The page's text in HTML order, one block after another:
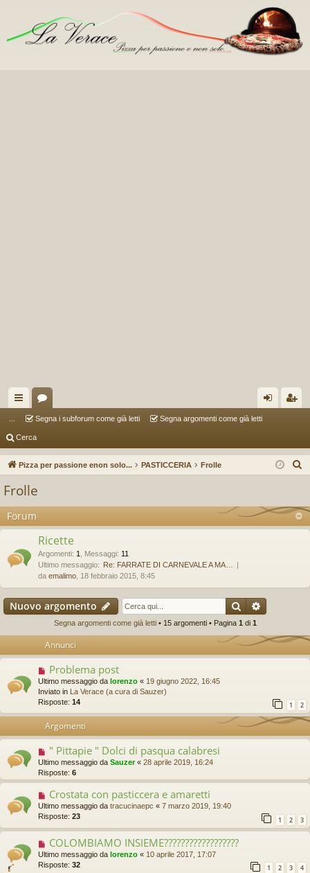
oll
eg
a
ti
ap
or
iti
Segna i subforum come già letti Segna argomenti come già letti
Cerca
Pizza per passione enon solo... PASTICCERIA Frolle
c
a
Frolle
Forum
Ricette
Argomenti: 1 Messaggi: 11
Ultimo messaggio: Re: FARRATE DI CARNEVALE A MA…
da emalimo , 18 febbraio 2015, 8:45
Nuovo argomento Cerca
Segna argomenti come già letti• 15 argomenti • Pagina 1 di 1
Annunci
Problema post
Ultimo messaggio da lorenzo « 19 giugno 2022, 16:45
Inviato in La Verace (a cura di Sauzer)
Risposte: 14 1 2
Argomenti
" Pittapie " Dolci di pasqua calabresi
Ultimo messaggio da Sauzer« 28 aprile 2019, 16:24
Risposte: 6
Crostata con pasticcera e amaretti
Ultimo messaggio da tracucinaepc « 7 marzo 2019, 19:40
Risposte: 23 1 2 3
COLOMBIAMO INSIEME??????????????????
Ultimo messaggio da lorenzo « 10 aprile 2017, 17:07
Risposte: 32 1 2 3 4